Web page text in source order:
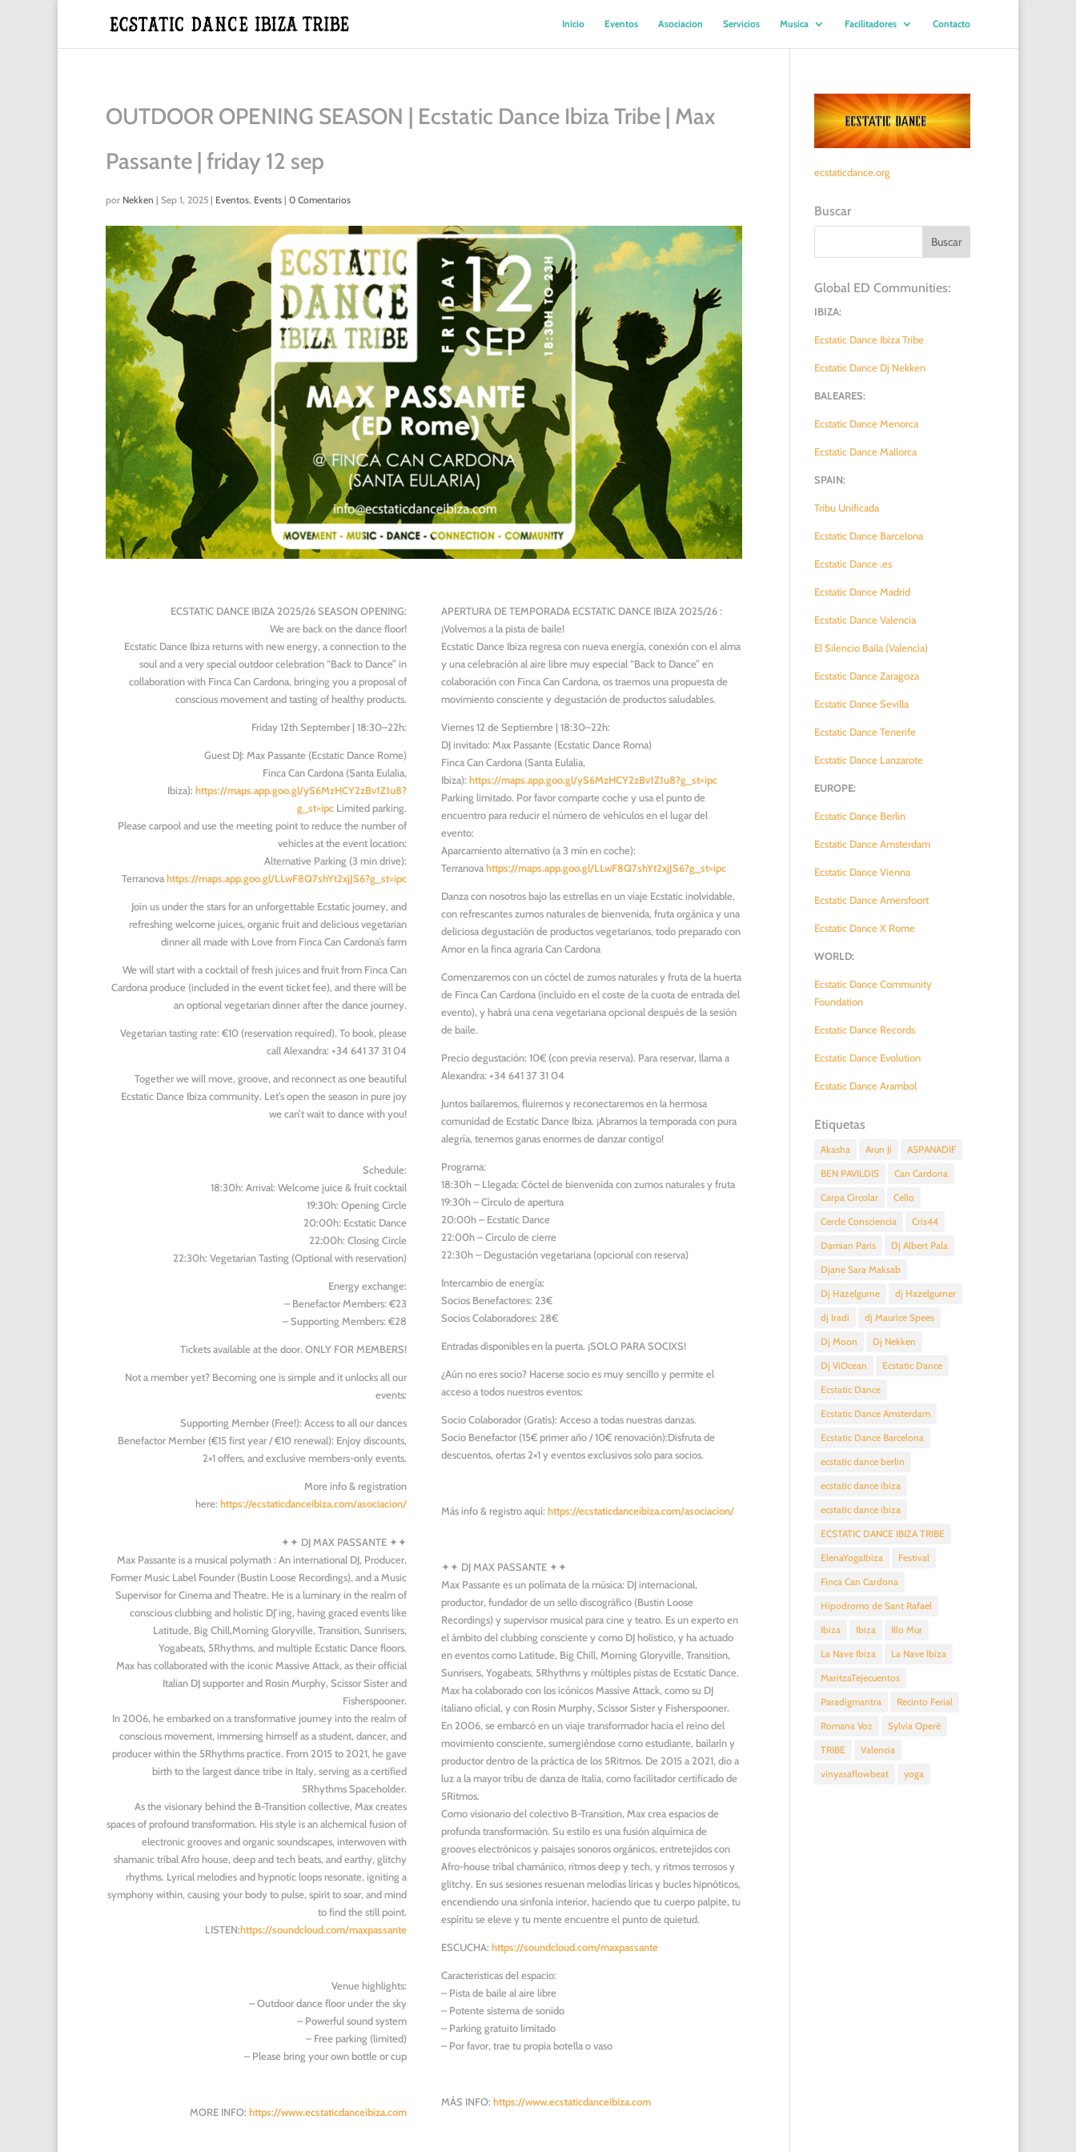
Inicio Eventos Asociacion Servicios Musica Facilitadores Contacto
OUTDOOR OPENING SEASON | Ecstatic Dance Ibiza Tribe | Max
Passante | friday 12 sep
por Nekken | Sep 1, 2025 | Eventos, Events | 0 Comentarios
ECSTATIC DANCE IBIZA 2025/26 SEASON OPENING:
We are back on the dance floor!
Ecstatic Dance Ibiza returns with new energy, a connection to the
soul and a very special outdoor celebration “Back to Dance” in
collaboration with Finca Can Cardona, bringing you a proposal of
conscious movement and tasting of healthy products.
Friday 12th September | 18:30–22h:
Guest DJ: Max Passante (Ecstatic Dance Rome)
Finca Can Cardona (Santa Eulalia,
Ibiza): https://maps.app.goo.gl/yS6MzHCY2zBv1Z1u8?
g_st=ipcLimited parking.
Please carpool and use the meeting point to reduce the number of
vehicles at the event location:
Alternative Parking (3 min drive):
Terranovahttps://maps.app.goo.gl/LLwF8Q7shYt2xjJS6?g_st=ipc
Join us under the stars for an unforgettable Ecstatic journey, and
refreshing welcome juices, organic fruit and delicious vegetarian
dinner all made with Love from Finca Can Cardona’s farm
We will start with a cocktail of fresh juices and fruit from Finca Can
Cardona produce (included in the event ticket fee), and there will be
an optional vegetarian dinner after the dance journey.
Vegetarian tasting rate: €10 (reservation required). To book, please
call Alexandra: +34 641 37 31 04
Together we will move, groove, and reconnect as one beautiful
Ecstatic Dance Ibiza community. Let’s open the season in pure joy
we can’t wait to dance with you!
Schedule:
18:30h: Arrival: Welcome juice & fruit cocktail
19:30h: Opening Circle
20:00h: Ecstatic Dance
22:00h: Closing Circle
22:30h: Vegetarian Tasting (Optional with reservation)
Energy exchange:
– Benefactor Members: €23
– Supporting Members: €28
Tickets available at the door. ONLY FOR MEMBERS!
Not a member yet? Becoming one is simple and it unlocks all our
events:
Supporting Member (Free!): Access to all our dances
Benefactor Member (€15 first year / €10 renewal): Enjoy discounts,
2×1 offers, and exclusive members-only events.
More info & registration
here: https://ecstaticdanceibiza.com/asociacion/
✦✦ DJ MAX PASSANTE ✦✦
Max Passante is a musical polymath : An international DJ, Producer,
Former Music Label Founder (Bustin Loose Recordings), and a Music
Supervisor for Cinema and Theatre. He is a luminary in the realm of
conscious clubbing and holistic DJ’ing, having graced events like
Latitude, Big Chill,Morning Gloryville, Transition, Sunrisers,
Yogabeats, 5Rhythms, and multiple Ecstatic Dance floors.
Max has collaborated with the iconic Massive Attack, as their official
Italian DJ supporter and Rosin Murphy, Scissor Sister and
Fisherspooner.
In 2006, he embarked on a transformative journey into the realm of
conscious movement, immersing himself as a student, dancer, and
producer within the 5Rhythms practice. From 2015 to 2021, he gave
birth to the largest dance tribe in Italy, serving as a certified
5Rhythms Spaceholder.
As the visionary behind the B-Transition collective, Max creates
spaces of profound transformation. His style is an alchemical fusion of
electronic grooves and organic soundscapes, interwoven with
shamanic tribal Afro house, deep and tech beats, and earthy, glitchy
rhythms. Lyrical melodies and hypnotic loops resonate, igniting a
symphony within, causing your body to pulse, spirit to soar, and mind
to find the still point.
LISTEN:https://soundcloud.com/maxpassante
Venue highlights:
– Outdoor dance floor under the sky
– Powerful sound system
– Free parking (limited)
– Please bring your own bottle or cup
MORE INFO: https://www.ecstaticdanceibiza.com
APERTURA DE TEMPORADA ECSTATIC DANCE IBIZA 2025/26 :
¡Volvemos a la pista de baile!
Ecstatic Dance Ibiza regresa con nueva energía, conexión con el alma
y una celebración al aire libre muy especial “Back to Dance” en
colaboración con Finca Can Cardona, os traemos una propuesta de
movimiento consciente y degustación de productos saludables.
Viernes 12 de Septiembre | 18:30–22h:
DJ invitado: Max Passante (Ecstatic Dance Roma)
Finca Can Cardona (Santa Eulalia,
Ibiza):https://maps.app.goo.gl/yS6MzHCY2zBv1Z1u8?g_st=ipc
Parking limitado. Por favor comparte coche y usa el punto de
encuentro para reducir el número de vehículos en el lugar del
evento:
Aparcamiento alternativo (a 3 min en coche):
Terranovahttps://maps.app.goo.gl/LLwF8Q7shYt2xjJS6?g_st=ipc
Danza con nosotros bajo las estrellas en un viaje Ecstatic inolvidable,
con refrescantes zumos naturales de bienvenida, fruta orgánica y una
deliciosa degustación de productos vegetarianos, todo preparado con
Amor en la finca agraria Can Cardona
Comenzaremos con un cóctel de zumos naturales y fruta de la huerta
de Finca Can Cardona (incluido en el coste de la cuota de entrada del
evento), y habrá una cena vegetariana opcional después de la sesión
de baile.
Precio degustación: 10€ (con previa reserva). Para reservar, llama a
Alexandra: +34 641 37 31 04
Juntos bailaremos, fluiremos y reconectaremos en la hermosa
comunidad de Ecstatic Dance Ibiza. ¡Abramos la temporada con pura
alegría, tenemos ganas enormes de danzar contigo!
Programa:
18:30h – Llegada: Cóctel de bienvenida con zumos naturales y fruta
19:30h – Círculo de apertura
20:00h – Ecstatic Dance
22:00h – Círculo de cierre
22:30h – Degustación vegetariana (opcional con reserva)
Intercambio de energía:
Socios Benefactores: 23€
Socios Colaboradores: 28€
Entradas disponibles en la puerta. ¡SOLO PARA SOCIXS!
¿Aún no eres socio? Hacerse socio es muy sencillo y permite el
acceso a todos nuestros eventos:
Socio Colaborador (Gratis): Acceso a todas nuestras danzas.
Socio Benefactor (15€ primer año / 10€ renovación):Disfruta de
descuentos, ofertas 2×1 y eventos exclusivos solo para socios.
Más info & registro aquí:https://ecstaticdanceibiza.com/asociacion/
✦✦ DJ MAX PASSANTE ✦✦
Max Passante es un polímata de la música: DJ internacional,
productor, fundador de un sello discográfico (Bustin Loose
Recordings) y supervisor musical para cine y teatro. Es un experto en
el ámbito del clubbing consciente y como DJ holístico, y ha actuado
en eventos como Latitude, Big Chill, Morning Gloryville, Transition,
Sunrisers, Yogabeats, 5Rhythms y múltiples pistas de Ecstatic Dance.
Max ha colaborado con los icónicos Massive Attack, como su DJ
italiano oficial, y con Rosin Murphy, Scissor Sister y Fisherspooner.
En 2006, se embarcó en un viaje transformador hacia el reino del
movimiento consciente, sumergiéndose como estudiante, bailarín y
productor dentro de la práctica de los 5Ritmos. De 2015 a 2021, dio a
luz a la mayor tribu de danza de Italia, como facilitador certificado de
5Ritmos.
Como visionario del colectivo B-Transition, Max crea espacios de
profunda transformación. Su estilo es una fusión alquímica de
grooves electrónicos y paisajes sonoros orgánicos, entretejidos con
Afro-house tribal chamánico, ritmos deep y tech, y ritmos terrosos y
glitchy. En sus sesiones resuenan melodías líricas y bucles hipnóticos,
encendiendo una sinfonía interior, haciendo que tu cuerpo palpite, tu
espíritu se eleve y tu mente encuentre el punto de quietud.
ESCUCHA:https://soundcloud.com/maxpassante
Caracteristicas del espacio:
– Pista de baile al aire libre
– Potente sistema de sonido
– Parking gratuito limitado
– Por favor, trae tu propia botella o vaso
MÁS INFO:https://www.ecstaticdanceibiza.com
ecstaticdance.org
Buscar
Global ED Communities:
IBIZA:
Ecstatic Dance Ibiza Tribe
Ecstatic Dance Dj Nekken
BALEARES:
Ecstatic Dance Menorca
Ecstatic Dance Mallorca
SPAIN:
Tribu Unificada
Ecstatic Dance Barcelona
Ecstatic Dance .es
Ecstatic Dance Madrid
Ecstatic Dance Valencia
El Silencio Baila (Valencia)
Ecstatic Dance Zaragoza
Ecstatic Dance Sevilla
Ecstatic Dance Tenerife
Ecstatic Dance Lanzarote
EUROPE:
Ecstatic Dance Berlin
Ecstatic Dance Amsterdam
Ecstatic Dance Vienna
Ecstatic Dance Amersfoort
Ecstatic Dance X Rome
WORLD:
Ecstatic Dance Community
Foundation
Ecstatic Dance Records
Ecstatic Dance Evolution
Ecstatic Dance Arambol
Etiquetas
Akasha Arun Ji
ASPANADIF
BEN PAVILDIS
Can Cardona
Carpa Circolar
Cello
Cercle Consciencia
Cris44
Damian Paris
Dj Albert Pala
Djane Sara Maksab
Dj Hazelgurne
dj Hazelgurner
dj Iradi
dj Maurice Spees
Dj Moon
Dj Nekken
Dj ViOcean
Ecstatic Dance
Ecstatic Dance
Ecstatic Dance Amsterdam
Ecstatic Dance Barcelona
ecstatic dance berlin
ecstatic dance ibiza
ecstatic dance ibiza
ECSTATIC DANCE IBIZA TRIBE
ElenaYogaIbiza
Festival
Finca Can Cardona
Hipodromo de Sant Rafael
Ibiza
Ibiza
Illo Mur
La Nave Ibiza
La Nave Ibiza
MaritzaTejecuentos
Paradigmantra
Recinto Ferial
Romana Voz
Sylvia Operé
TRIBE
Valencia
vinyasaflowbeat
yoga